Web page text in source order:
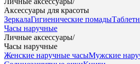
Аксессуары для красоты
ЗеркалаГигиенические помады
Часы наручные
Личные аксессуары/
Часы наручные
Женские наручные часыМужские